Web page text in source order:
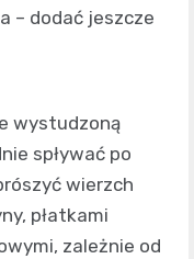
– dodać jeszcze
wystudzoną
spływać po
wierzch
płatkami
zależnie od